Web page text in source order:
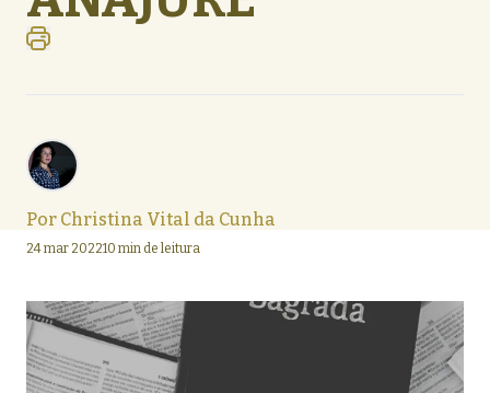
Por Christina Vital da Cunha
24 mar 202210 min de leitura